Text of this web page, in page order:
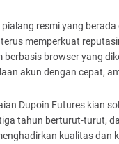
pialang resmi yang
memperkuat
berbasis browser yang
akun dengan cepat,
Dupoin Futures kian
tahun berturut-turut,
kualitas dan